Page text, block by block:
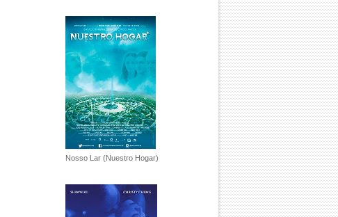
Nosso Lar (Nuestro Hogar)